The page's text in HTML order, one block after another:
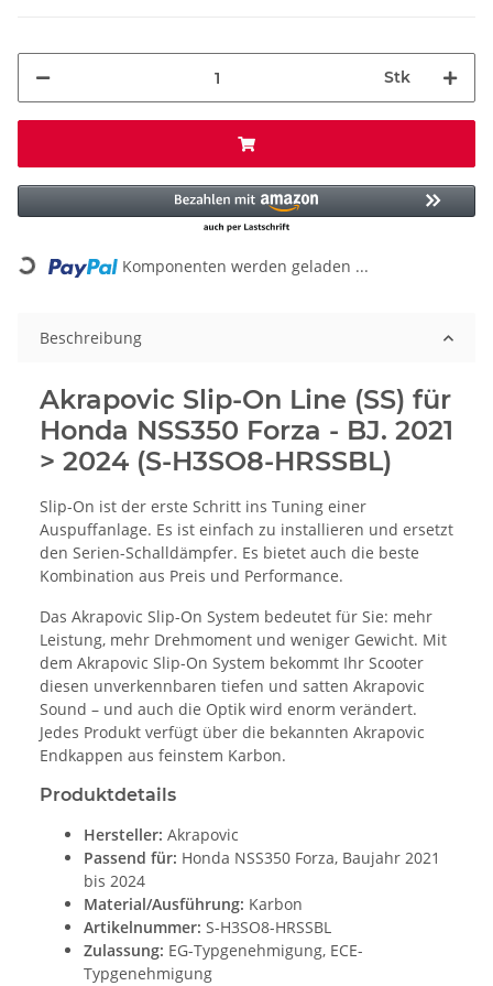
Stk
Loading... Komponenten werden geladen ...
Beschreibung
Akrapovic Slip-On Line (SS) für
Honda NSS350 Forza - BJ. 2021
> 2024 (S-H3SO8-HRSSBL)
Slip-On ist der erste Schritt ins Tuning einer
Auspuffanlage. Es ist einfach zu installieren und ersetzt
den Serien-Schalldämpfer. Es bietet auch die beste
Kombination aus Preis und Performance.
Das Akrapovic Slip-On System bedeutet für Sie: mehr
Leistung, mehr Drehmoment und weniger Gewicht. Mit
dem Akrapovic Slip-On System bekommt Ihr Scooter
diesen unverkennbaren tiefen und satten Akrapovic
Sound – und auch die Optik wird enorm verändert.
Jedes Produkt verfügt über die bekannten Akrapovic
Endkappen aus feinstem Karbon.
Produktdetails
Hersteller: Akrapovic
Passend für: Honda NSS350 Forza, Baujahr 2021
bis 2024
Material/Ausführung: Karbon
Artikelnummer: S-H3SO8-HRSSBL
Zulassung: EG-Typgenehmigung, ECE-
Typgenehmigung